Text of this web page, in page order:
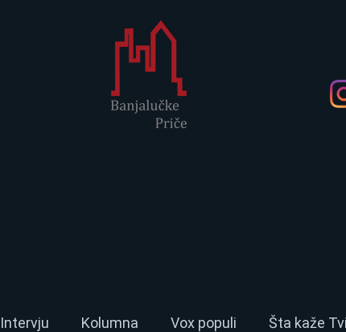
Intervju Kolumna Vox populi Šta kaže